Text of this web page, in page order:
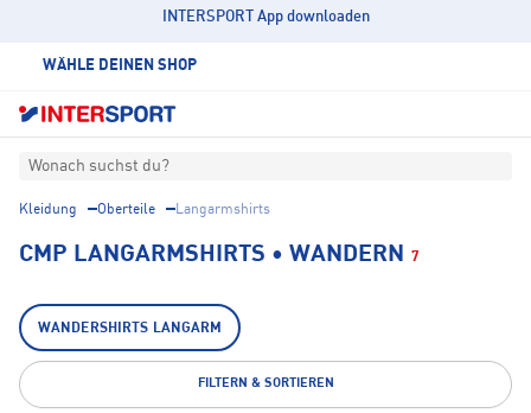
INTERSPORT App downloaden
WÄHLE DEINEN SHOP
Wonach suchst du?
Kleidung Oberteile Langarmshirts
CMP LANGARMSHIRTS • WANDERN 7
WANDERSHIRTS LANGARM
FILTERN & SORTIEREN